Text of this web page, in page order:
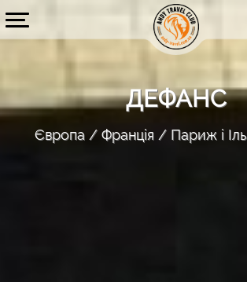
ДЕФАНС
Європа Франція Париж і